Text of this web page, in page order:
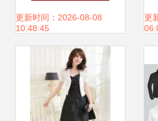
新商机
更新时间：2026-08-08
10:48:45
更